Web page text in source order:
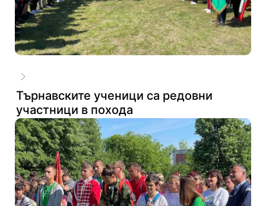
Търнавските ученици са редовни
участници в похода